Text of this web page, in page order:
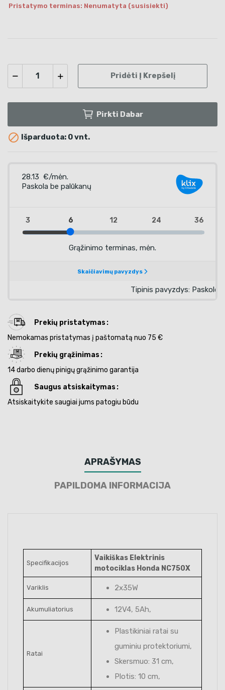
Pristatymo terminas: Nenumatyta (susisiekti)
Pridėti Į Krepšelį
Pirkti Dabar
 Išparduota: 0 vnt.
Prekių pristatymas
Nemokamas pristatymas į paštomatą nuo 75 €
Prekių grąžinimas
14 darbo dienų pinigų grąžinimo garantija
Saugus atsiskaitymas
Atsiskaitykite saugiai jums patogiu būdu
APRAŠYMAS
PAPILDOMA INFORMACIJA
Specifikacijos
Vaikiškas Elektrinis
motociklas Honda NC750X
Variklis 2x35W
Akumuliatorius 12V4, 5Ah,
Ratai
Plastikiniai ratai su
guminiu protektoriumi,
Skersmuo: 31 cm,
Plotis: 10 cm,